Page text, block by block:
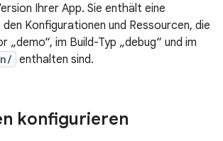
Ihrer App. Sie enthält eine
Konfigurationen und Ressourcen, die
„demo“, im Build-Typ „debug“ und im
enthalten sind.
konfigurieren